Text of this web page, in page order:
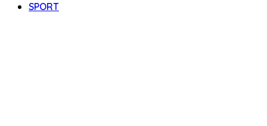
SPORT